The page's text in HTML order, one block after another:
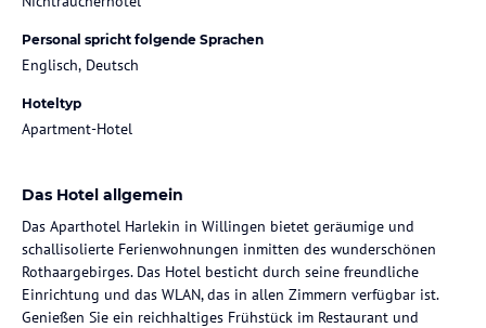
Personal spricht folgende Sprachen
Englisch, Deutsch
Hoteltyp
Apartment-Hotel
Das Hotel allgemein
Das Aparthotel Harlekin in Willingen bietet geräumige und
schallisolierte Ferienwohnungen inmitten des wunderschönen
Rothaargebirges. Das Hotel besticht durch seine freundliche
Einrichtung und das WLAN, das in allen Zimmern verfügbar ist.
Genießen Sie ein reichhaltiges Frühstück im Restaurant und